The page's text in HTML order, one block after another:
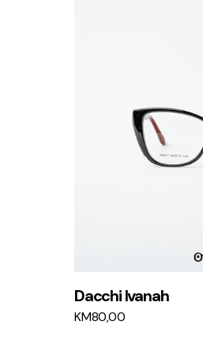
Dacchi Ivanah
KM80,00